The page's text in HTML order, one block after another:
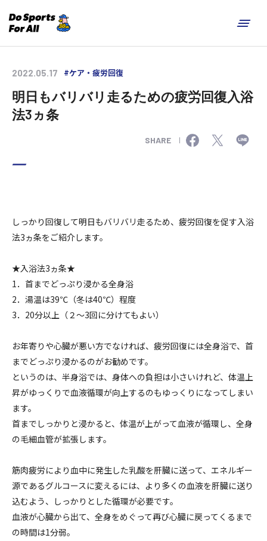
明日もバリバリ走るための疲労回復入浴
法3ヵ条
2022.05.17 #ケア・疲労回復
SHARE
しっかり回復して明日もバリバリ走るため、疲労回復を促す入浴
法3ヵ条をご紹介します。
★入浴法3ヵ条★
1．首までどっぷり浸かる全身浴
2．湯温は39℃（冬は40℃）程度
3．20分以上（２～3回に分けてもよい）
お年寄りや心臓が悪い方でなければ、疲労回復には全身浴で、首
までどっぷり浸かるのがお勧めです。
というのは、半身浴では、身体への負担は小さいけれど、体温上
昇がゆっくりで血液循環が向上するのもゆっくりになってしまい
ます。
首までしっかりと浸かると、体温が上がって血液が循環し、全身
の毛細血管が拡張します。
筋肉疲労により血中に発生した乳酸を肝臓に送って、エネルギー
源であるグルコースに変えるには、より多くの血液を肝臓に送り
込むよう、しっかりとした循環が必要です。
血液が心臓から出て、全身をめぐって再び心臓に戻ってくるまで
の時間は1分弱。